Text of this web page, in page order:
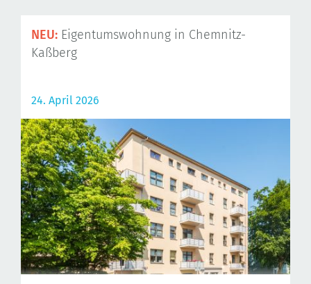
NEU: Eigentumswohnung in Chemnitz-
Kaßberg
24. April 2026